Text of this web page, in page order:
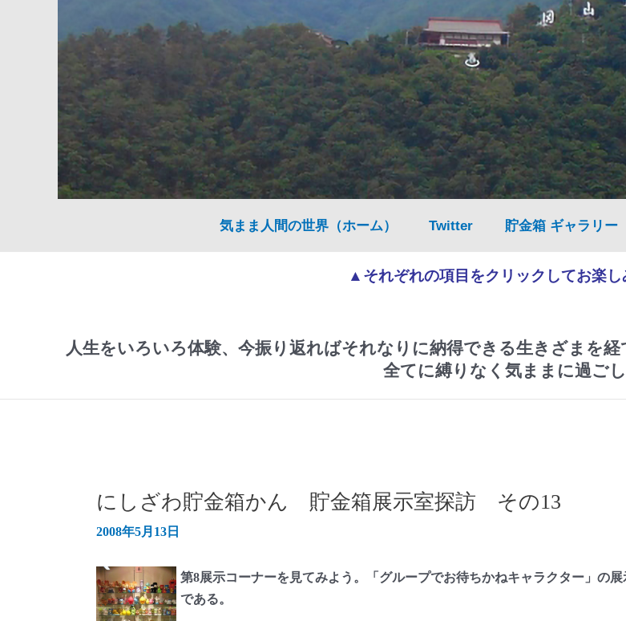
気まま人間の世界（ホーム） Twitter 貯金箱 ギャラリー
▲それぞれの項目をクリックしてお楽し
人生をいろいろ体験、今振り返ればそれなりに納得できる生きざまを
全てに縛りなく気ままに過ごし
にしざわ貯金箱かん 貯金箱展示室探訪 その13
2008年5月13日
第8展示コーナーを見てみよう。「グループでお待ちかねキャラクター」の
である。